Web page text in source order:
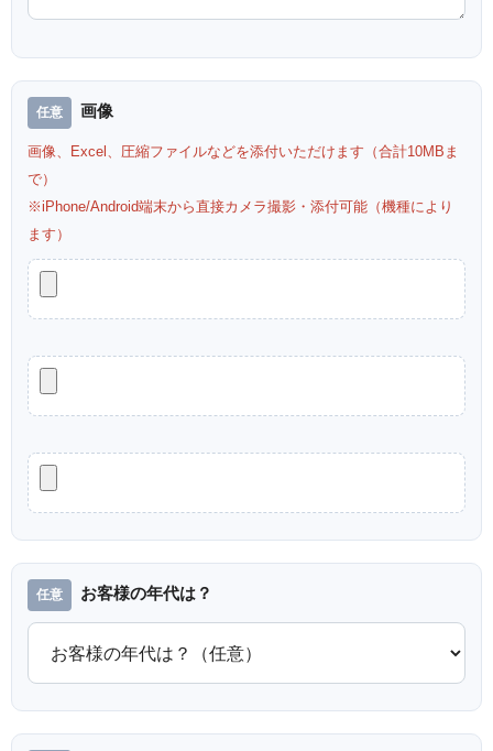
画像
画像、Excel、圧縮ファイルなどを添付いただけます（合計10MBま
で）
※iPhone/Android端末から直接カメラ撮影・添付可能（機種により
ます）
お客様の年代は？